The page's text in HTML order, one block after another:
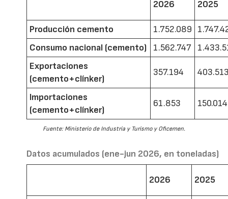
2026 2025
Producción cemento 1.752.089
Consumo nacional (cemento)
1.562.747
Exportaciones
(cemento+clínker)
357.194
Importaciones
(cemento+clínker)
61.853 150.014
Fuente: Ministerio de Industria y Turismo y Oficemen.
Datos acumulados (ene-jun 2026, en toneladas)
2026 2025